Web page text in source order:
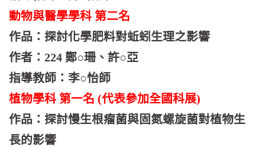
動物與醫學學科 第二名
作品：探討化學肥料對蚯蚓生理之影響
作者：224 鄭○珊、許○亞
指導教師：李○怡師
植物學科 第一名 (代表參加全國科展)
作品：探討慢生根瘤菌與固氮螺旋菌對植物生
長的影響